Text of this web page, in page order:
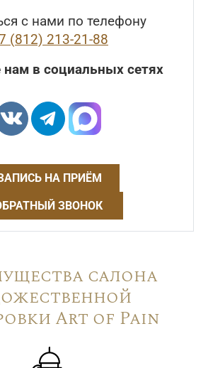
с нами по телефону
(812) 213-21-88
нам в социальных сетях
НА ПРИЁМ
ЗВОНОК
салона
Art of Pain